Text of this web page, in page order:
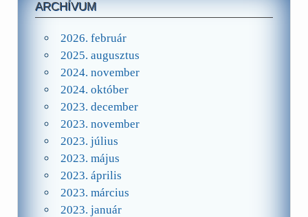
ARCHÍVUM
2026. február
2025. augusztus
2024. november
2024. október
2023. december
2023. november
2023. július
2023. május
2023. április
2023. március
2023. január